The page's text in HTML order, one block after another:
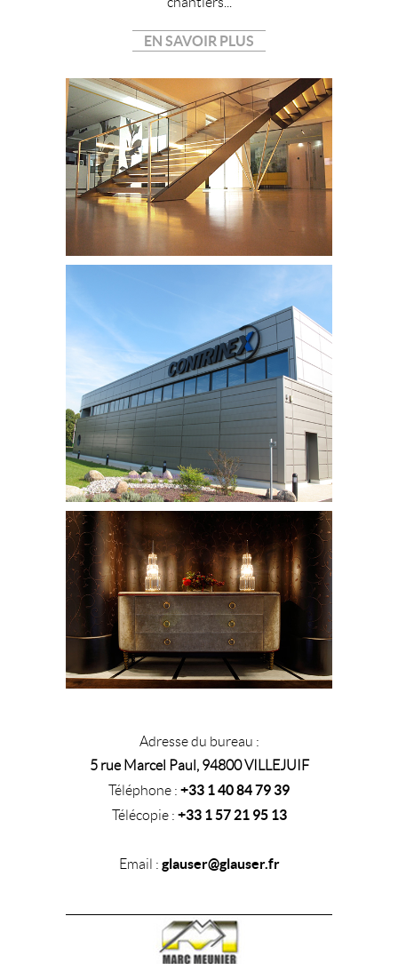
EN SAVOIR PLUS
Adresse du bureau :
5 rue Marcel Paul, 94800 VILLEJUIF
Téléphone : +33 1 40 84 79 39
Télécopie : +33 1 57 21 95 13
Email : glauser@glauser.fr